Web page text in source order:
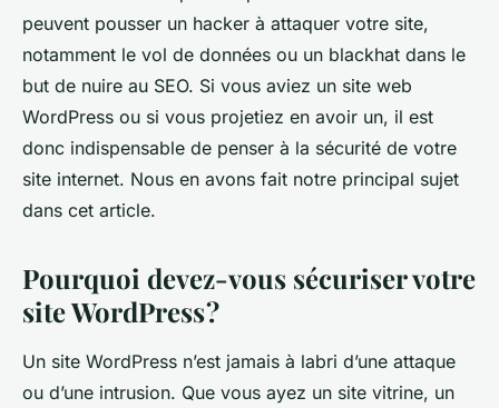
henriette•27 décembre 2023•2 min de lecture
peuvent pousser un hacker à attaquer votre site,
notamment le vol de données ou un blackhat dans le
but de nuire au SEO. Si vous aviez un site web
WordPress ou si vous projetiez en avoir un, il est
donc indispensable de penser à la sécurité de votre
site internet. Nous en avons fait notre principal sujet
dans cet article.
Pourquoi devez-vous sécuriser votre
site WordPress ?
Un site WordPress n’est jamais à labri d’une attaque
ou d’une intrusion. Que vous ayez un site vitrine, un